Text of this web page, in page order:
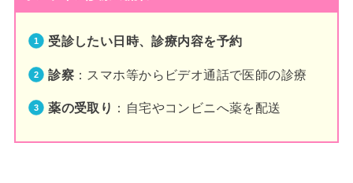
受診したい日時、診療内容を予約
診察 ：スマホ等からビデオ通話で医師の診療
薬の受取り ：自宅やコンビニへ薬を配送